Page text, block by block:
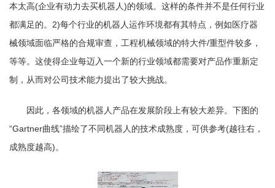
本太高(企业有动力去买机器人)的领域。这样的条件并不是任何行业
都满足的。2)每个行业的机器人运作环境都有其特点，例如医疗器
械领域面临严格的合规审查，工程机械领域的特大件/重型件较多，
等等。这使得企业每迈入一个新的行业领域都需要对产品作重新定
制，从而对公司技术能力提出了较大挑战。
因此，各领域的机器人产品在发展阶段上有较大差异。下图的
“Gartner曲线”描绘了不同机器人的技术成熟度，可供参考(越往右，
成熟度越高)。